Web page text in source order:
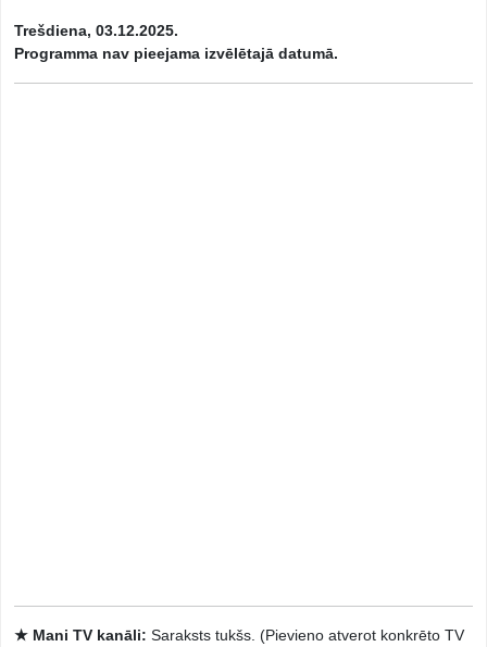
Trešdiena, 03.12.2025.
Programma nav pieejama izvēlētajā datumā.
★ Mani TV kanāli: Saraksts tukšs. (Pievieno atverot konkrēto TV